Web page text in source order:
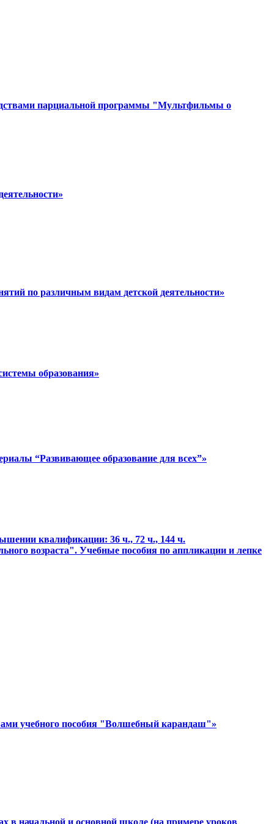
парциальной программы "Мультфильмы о
по различным видам детской деятельности»
образования»
“Развивающее образование для всех”»
квалификации: 36 ч., 72 ч., 144 ч.
возраста". Учебные пособия по аппликации и лепке
учебного пособия "Волшебный карандаш"»
в начальной и основной школе (на примере уроков